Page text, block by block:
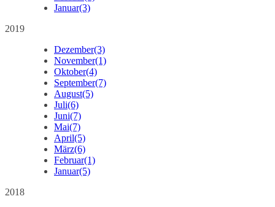
Januar(3)
2019
Dezember(3)
November(1)
Oktober(4)
September(7)
August(5)
Juli(6)
Juni(7)
Mai(7)
April(5)
März(6)
Februar(1)
Januar(5)
2018